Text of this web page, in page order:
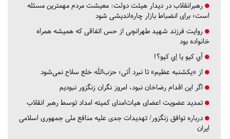
رهبرانقلاب در دیدار هیئت دولت: معیشت مردم مهمترین مسئله
است؛ برای انضباط بازار چاره‌اندیشی شود
روایت فرزند شهید طهرانچی از حس اتفاقی که همیشه همراه
خانواده بود
آي كيو يا اِي كيو؟!
از «یکشنبه عظیم» تا نبرد آتی؛ حزب‌الله خلع سلاح نمی‌شود
اگر این اقدام رضاخان نبود، امروز نگران زنگزور نبودیم
تمدید عضویت اعضای هیات‌امنای کمیته امداد توسط رهبر انقلاب
درباره توافق زنگزور/ تهدیدات جدی علیه منافع ملی جمهوری اسلامی
ایران